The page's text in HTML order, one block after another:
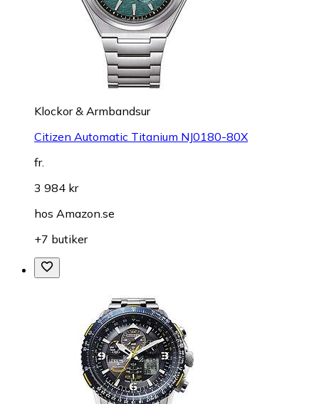
Klockor & Armbandsur
Citizen Automatic Titanium NJ0180-80X
fr.
3 984 kr
hos Amazon.se
+7 butiker